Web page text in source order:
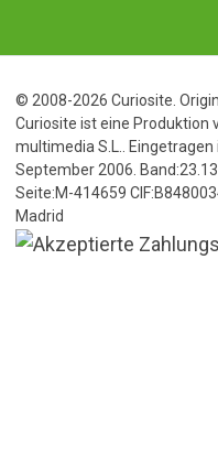
© 2008-2026 Curiosite.
Curiosite ist eine Produktion
multimedia S.L..
September 2006.
Seite:M-414659
Madrid